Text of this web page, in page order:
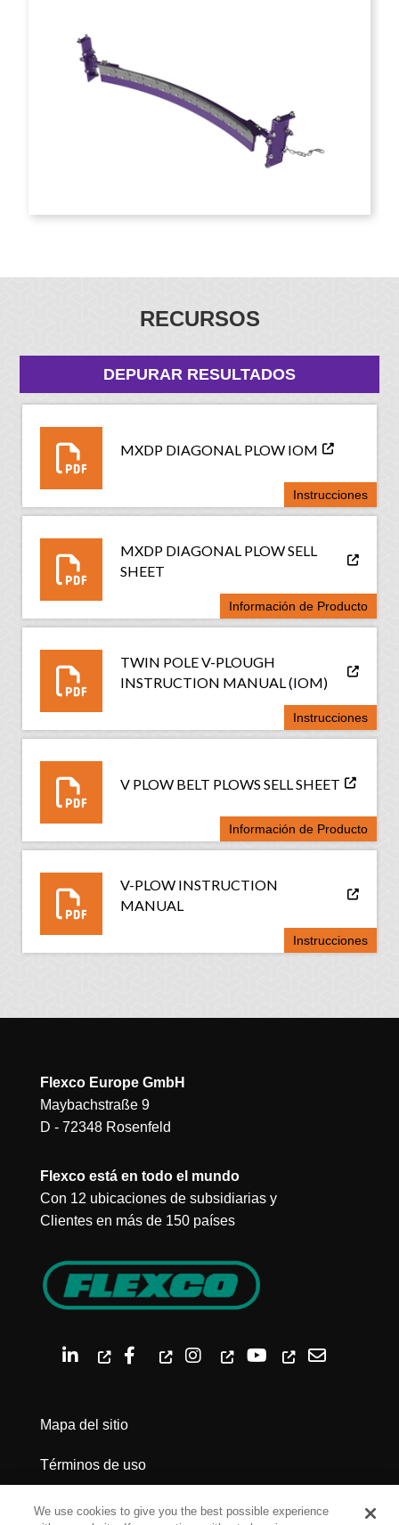
RECURSOS
DEPURAR RESULTADOS
MXDP DIAGONAL PLOW IOM
Instrucciones
MXDP DIAGONAL PLOW SELL
SHEET
Información de Producto
TWIN POLE V-PLOUGH
INSTRUCTION MANUAL (IOM)
Instrucciones
V PLOW BELT PLOWS SELL SHEET
Información de Producto
V-PLOW INSTRUCTION
MANUAL
Instrucciones
Flexco Europe GmbH
Maybachstraße 9
D - 72348 Rosenfeld
Flexco está en todo el mundo
Con 12 ubicaciones de subsidiarias y
Clientes en más de 150 países
Mapa del sitio
Términos de uso
Política de privacidad
We use cookies to give you the best possible experience